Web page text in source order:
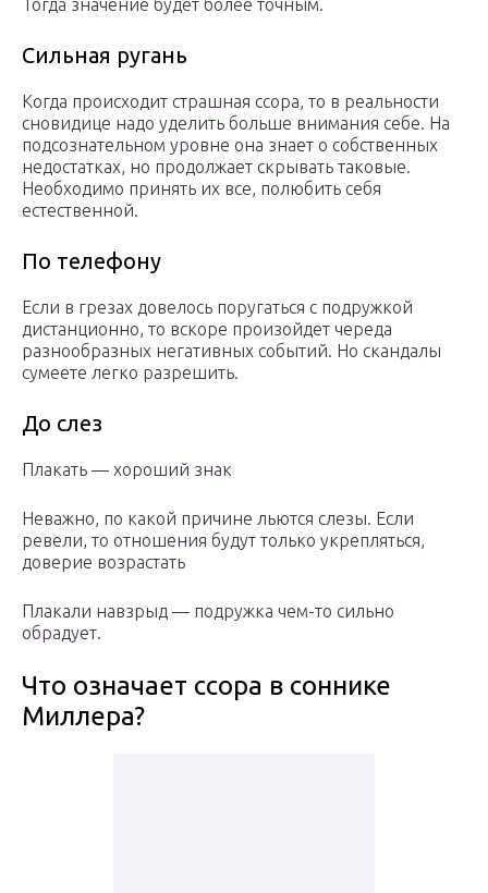
Тогда значение будет более точным.
Сильная ругань
Когда происходит страшная ссора, то в реальности
сновидице надо уделить больше внимания себе. На
подсознательном уровне она знает о собственных
недостатках, но продолжает скрывать таковые.
Необходимо принять их все, полюбить себя
естественной.
По телефону
Если в грезах довелось поругаться с подружкой
дистанционно, то вскоре произойдет череда
разнообразных негативных событий. Но скандалы
сумеете легко разрешить.
До слез
Плакать — хороший знак
Неважно, по какой причине льются слезы. Если
ревели, то отношения будут только укрепляться,
доверие возрастать
Плакали навзрыд — подружка чем-то сильно
обрадует.
Что означает ссора в соннике
Миллера?